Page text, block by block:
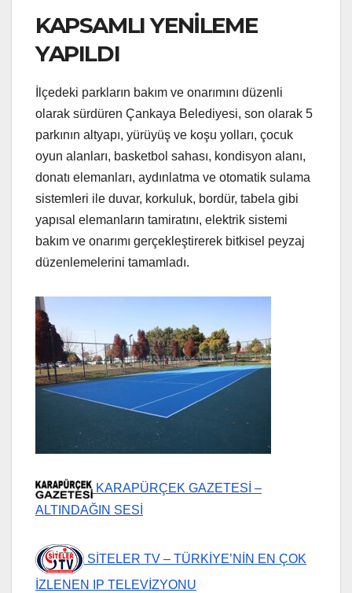
KAPSAMLI YENİLEME
YAPILDI
İlçedeki parkların bakım ve onarımını düzenli
olarak sürdüren Çankaya Belediyesi, son olarak 5
parkının altyapı, yürüyüş ve koşu yolları, çocuk
oyun alanları, basketbol sahası, kondisyon alanı,
donatı elemanları, aydınlatma ve otomatik sulama
sistemleri ile duvar, korkuluk, bordür, tabela gibi
yapısal elemanların tamiratını, elektrik sistemi
bakım ve onarımı gerçekleştirerek bitkisel peyzaj
düzenlemelerini tamamladı.
KARAPÜRÇEK GAZETESİ –
ALTINDAĞIN SESİ
SİTELER TV – TÜRKİYE’NİN EN ÇOK
İZLENEN IP TELEVİZYONU